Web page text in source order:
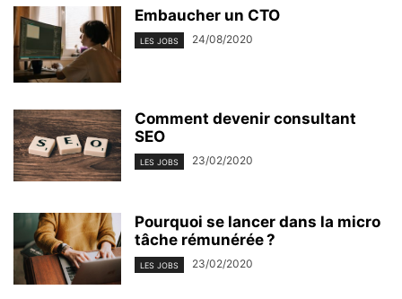
Embaucher un CTO
LES JOBS 24/08/2020
Comment devenir consultant
SEO
LES JOBS 23/02/2020
Pourquoi se lancer dans la micro
tâche rémunérée ?
LES JOBS 23/02/2020